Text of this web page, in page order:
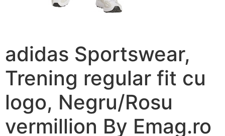
adidas Sportswear,
Trening regular fit cu
logo, Negru/Rosu
vermillion By Emag.ro